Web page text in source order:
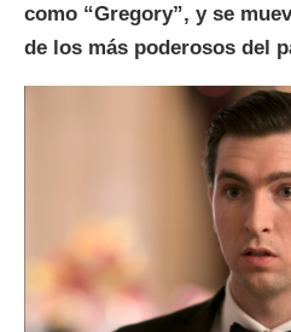
como “Gregory”, y se
de los más poderosos del